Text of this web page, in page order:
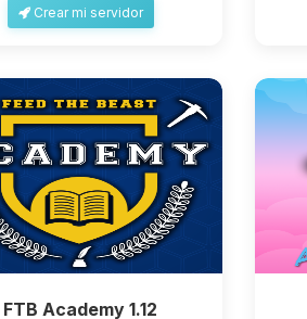
Crear mi servidor
FTB Academy 1.12